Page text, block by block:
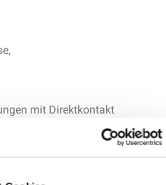
mit Direktkontakt